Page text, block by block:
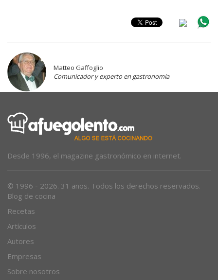
Matteo Gaffoglio
Comunicador y experto en gastronomía
Desde 1996, el magazine gastronómico en internet.
© 1996 - 2026. 31 años. Todos los derechos reservados.
Blog de cocina
Recetas
Artículos
Autores
Empresas
Sobre nosotros